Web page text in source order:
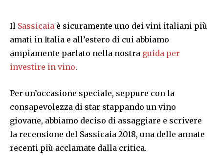
Il Sassicaia è sicuramente uno dei vini italiani più
amati in Italia e all’estero di cui abbiamo
ampiamente parlato nella nostra guida per
investire in vino.
Per un’occasione speciale, seppure con la
consapevolezza di star stappando un vino
giovane, abbiamo deciso di assaggiare e scrivere
la recensione del Sassicaia 2018, una delle annate
recenti più acclamate dalla critica.